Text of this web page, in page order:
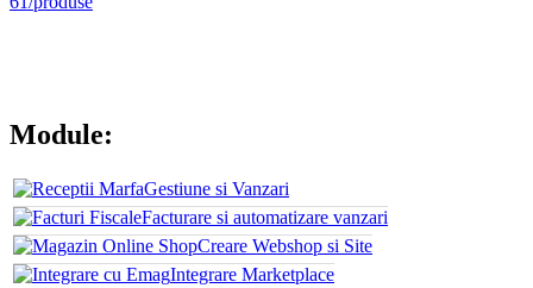
Module:
Gestiune si Vanzari
Facturare si automatizare vanzari
Creare Webshop si Site
Integrare Marketplace